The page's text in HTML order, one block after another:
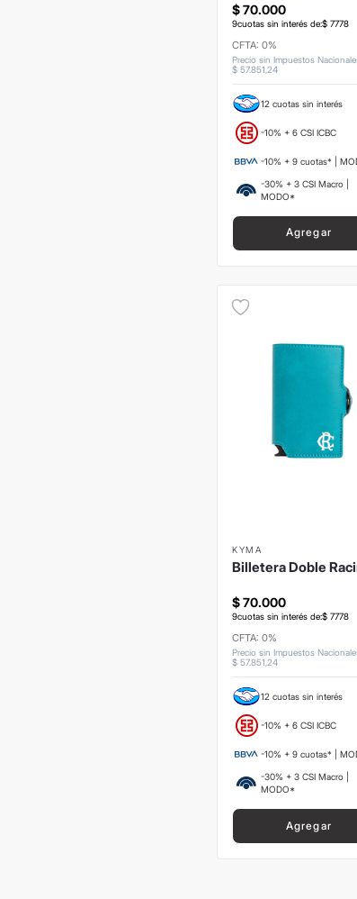
$70.000
9cuotas sin interés de:$ 7778
CFTA: 0%
Precio sin Impuestos
$ 57.851 24
12 cuotas sin interés
-10% + 6 CSI ICBC
-10% + 9 cuotas* |
-30% + 3 CSI Macro |
MODO*
Agregar
KYMA
Billetera Doble
$70.000
9cuotas sin interés de:$ 7778
CFTA: 0%
Precio sin Impuestos
$ 57.851 24
12 cuotas sin interés
-10% + 6 CSI ICBC
-10% + 9 cuotas* |
-30% + 3 CSI Macro |
MODO*
Agregar